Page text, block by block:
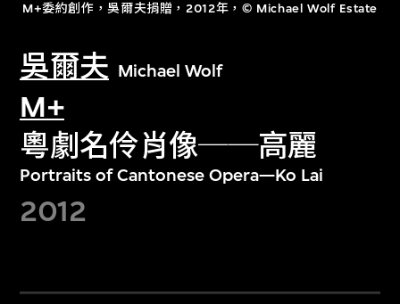
M+委約創作，吳爾夫捐贈，2012年，© Michael Wolf Estate
吳爾夫 Michael Wolf
M+
粵劇名伶肖像──高麗
Portraits of Cantonese Opera—Ko Lai
2012